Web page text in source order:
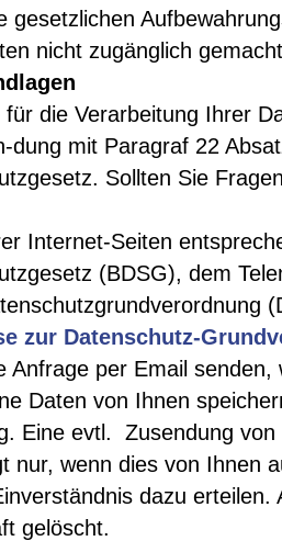
gesetzlichen
nicht zugänglich
für die Verarbeitung Ihrer
dung mit Paragraf 22
Sollten Sie
Internet-Seiten
(BDSG), dem
zur Datenschutz-
Anfrage per Email senden,
Daten von Ihnen
Eine evtl. Zusendung
nur, wenn dies von Ihnen
dazu erteilen.
gelöscht.